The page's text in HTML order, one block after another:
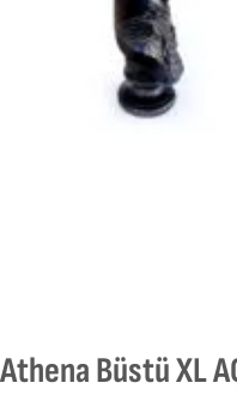
Athena Büstü XL